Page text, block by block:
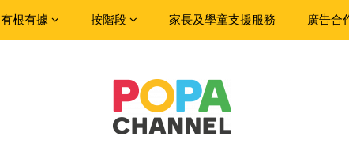
有根有據 按階段 家長及學童支援服務 廣告合